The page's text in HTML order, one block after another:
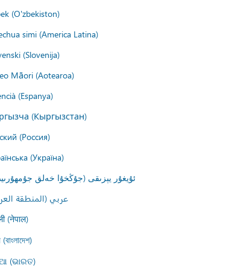
(O'zbekiston)
simi (America Latina)
(Slovenija)
Māori (Aotearoa)
(Espanya)
(Кыргызстан)
(Россия)
(Україна)
ئۇيغۇر يېزىقى (جۇڭخۇا خەلق
عربي (المنطقة
(नेपाल)
(বাংলাদেশ)
(ଭାରତ)